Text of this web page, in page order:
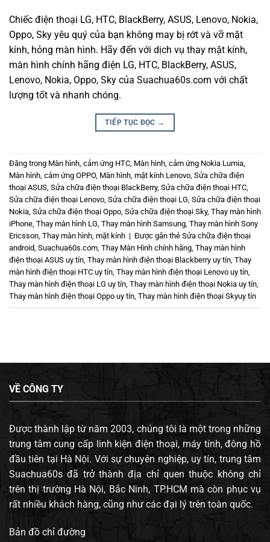
Chiếc điện thoại LG, HTC, BlackBerry, ASUS, Lenovo, Nokia,
Oppo, Sky yêu quý của bạn không may bị rớt và vỡ mặt
kính, hỏng màn hình. Hãy đến với dịch vụ thay mặt kính,
màn hình chính hãng điện LG, HTC, BlackBerry, ASUS,
Lenovo, Nokia, Oppo, Sky của Suachua60s.com với chất
lượng tốt và nhanh chóng.
TIẾP TỤC ĐỌC →
Đăng trong Màn hình, cảm ứng HTC, Màn hình, cảm ứng Nokia Lumia,
Màn hình, cảm ứng OPPO, Màn hình, mặt kính Lenovo, Sửa chữa điện
thoại ASUS, Sửa chữa điện thoại BlackBerry, Sửa chữa điện thoại HTC,
Sửa chữa điện thoại Lenovo, Sửa chữa điện thoại LG, Sửa chữa điện thoại
Nokia, Sửa chữa điện thoại Oppo, Sửa chữa điện thoại Sky, Thay màn hình
iPhone, Thay màn hình LG, Thay màn hình Samsung, Thay màn hình Sony
Ericsson, Thay màn hình, mặt kính | Được gắn thẻ Sửa chữa điện thoại
android, Suachua60s.com, Thay Màn Hình chính hãng, Thay màn hình
điện thoại ASUS uy tín, Thay màn hình điện thoại Blackberry uy tín, Thay
màn hình điện thoại HTC uy tín, Thay màn hình điện thoại Lenovo uy tín,
Thay màn hình điện thoại LG uy tín, Thay màn hình điện thoại Nokia uy tín,
Thay màn hình điện thoại Oppo uy tín, Thay màn hình điện thoại Skyuy tín
VỀ CÔNG TY
Được thành lập từ năm 2003, chúng tôi là một trong những
trung tâm cung cấp linh kiện điện thoại, máy tính, đông hồ
đầu tiên tại Hà Nội. Với sự chuyên nghiệp, uy tín, trung tâm
Suachua60s đã trở thành địa chỉ quen thuộc không chỉ
trên thị trường Hà Nội, Bắc Ninh, TP.HCM mà còn phục vụ
rất nhiều khách hàng, cũng như các đại lý trên toàn quốc.
Bản đồ chỉ đường